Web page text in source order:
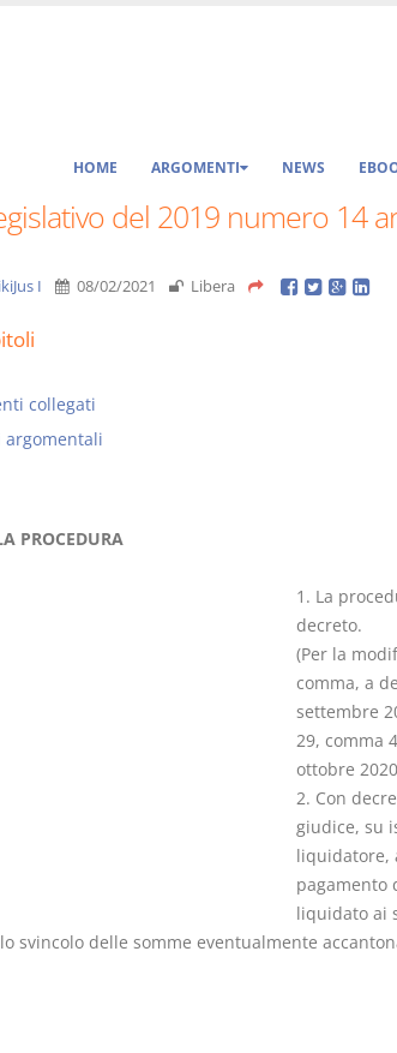
HOME ARGOMENTI NEWS
del 2019 numero 14
I 08/02/2021 Libera
collegati
argomentali
PROCEDURA
1. La
decreto.
(Per la
comma, a
settembre
29, comma
ottobre
2. Con
giudice, su
liquidatore,
pagamento
liquidato ai
svincolo delle somme eventualmente
D.